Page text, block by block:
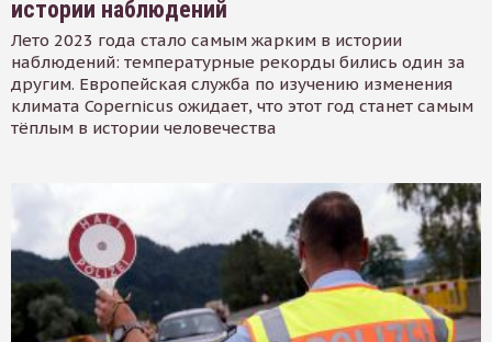
истории наблюдений
Лето 2023 года стало самым жарким в истории
наблюдений: температурные рекорды бились один за
другим. Европейская служба по изучению изменения
климата Copernicus ожидает, что этот год станет самым
тёплым в истории человечества